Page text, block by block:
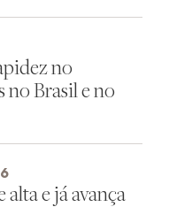
no
no Brasil e no
e já avança